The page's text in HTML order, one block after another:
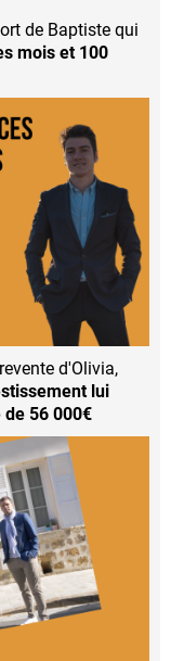
de Baptiste qui
mois et 100
d'Olivia,
lui
56 000€